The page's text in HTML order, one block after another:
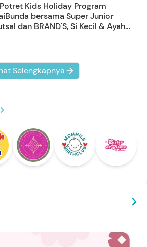
Kids Holiday Program
bersama Super Junior
dan BRAND'S, Si Kecil & Ayah
Selengkapnya